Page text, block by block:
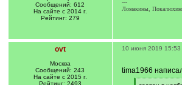
Сообщений: 612
На сайте с 2014 г.
Рейтинг: 279
---
Ломакины,
ovt
Москва
Сообщений: 243
На сайте с 2015 г.
Рейтинг: 2493
10 июня 2019 15:53
tima1966